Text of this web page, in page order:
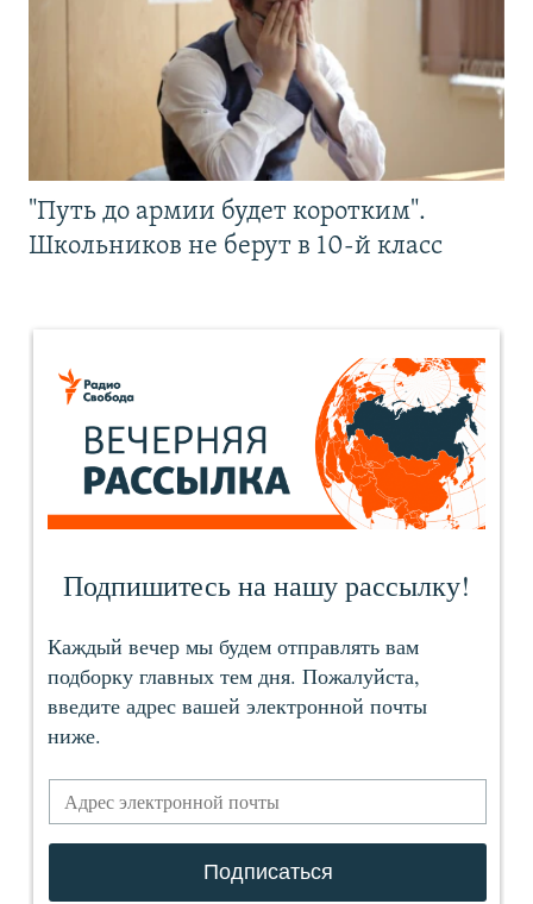
"Путь до армии будет коротким".
Школьников не берут в 10-й класс